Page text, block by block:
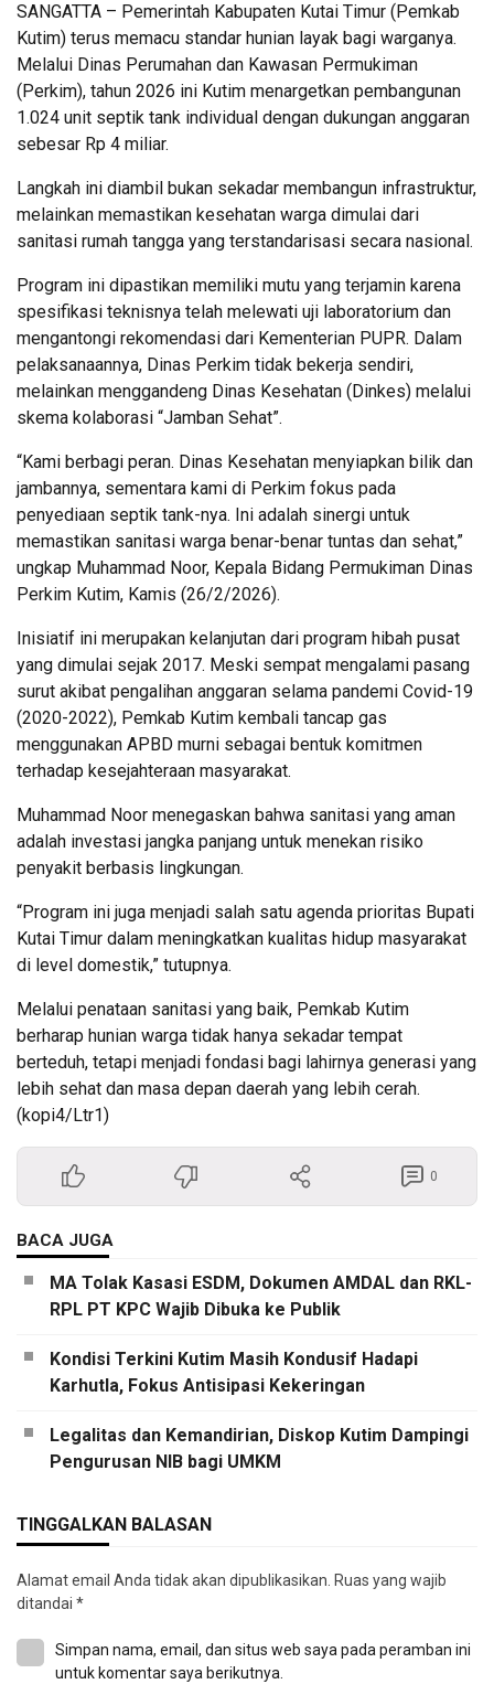
SANGATTA – Pemerintah Kabupaten Kutai Timur (Pemkab
Kutim) terus memacu standar hunian layak bagi warganya.
Melalui Dinas Perumahan dan Kawasan Permukiman
(Perkim), tahun 2026 ini Kutim menargetkan pembangunan
1.024 unit septik tank individual dengan dukungan anggaran
sebesar Rp 4 miliar.
Langkah ini diambil bukan sekadar membangun infrastruktur,
melainkan memastikan kesehatan warga dimulai dari
sanitasi rumah tangga yang terstandarisasi secara nasional.
Program ini dipastikan memiliki mutu yang terjamin karena
spesifikasi teknisnya telah melewati uji laboratorium dan
mengantongi rekomendasi dari Kementerian PUPR. Dalam
pelaksanaannya, Dinas Perkim tidak bekerja sendiri,
melainkan menggandeng Dinas Kesehatan (Dinkes) melalui
skema kolaborasi “Jamban Sehat”.
“Kami berbagi peran. Dinas Kesehatan menyiapkan bilik dan
jambannya, sementara kami di Perkim fokus pada
penyediaan septik tank-nya. Ini adalah sinergi untuk
memastikan sanitasi warga benar-benar tuntas dan sehat,”
ungkap Muhammad Noor, Kepala Bidang Permukiman Dinas
Perkim Kutim, Kamis (26/2/2026).
Inisiatif ini merupakan kelanjutan dari program hibah pusat
yang dimulai sejak 2017. Meski sempat mengalami pasang
surut akibat pengalihan anggaran selama pandemi Covid-19
(2020-2022), Pemkab Kutim kembali tancap gas
menggunakan APBD murni sebagai bentuk komitmen
terhadap kesejahteraan masyarakat.
Muhammad Noor menegaskan bahwa sanitasi yang aman
adalah investasi jangka panjang untuk menekan risiko
penyakit berbasis lingkungan.
“Program ini juga menjadi salah satu agenda prioritas Bupati
Kutai Timur dalam meningkatkan kualitas hidup masyarakat
di level domestik,” tutupnya.
Melalui penataan sanitasi yang baik, Pemkab Kutim
berharap hunian warga tidak hanya sekadar tempat
berteduh, tetapi menjadi fondasi bagi lahirnya generasi yang
lebih sehat dan masa depan daerah yang lebih cerah.
(kopi4/Ltr1)
0
BACA JUGA
MA Tolak Kasasi ESDM, Dokumen AMDAL dan RKL-
RPL PT KPC Wajib Dibuka ke Publik
Kondisi Terkini Kutim Masih Kondusif Hadapi
Karhutla, Fokus Antisipasi Kekeringan
Legalitas dan Kemandirian, Diskop Kutim Dampingi
Pengurusan NIB bagi UMKM
TINGGALKAN BALASAN
Alamat email Anda tidak akan dipublikasikan. Ruas yang wajib
ditandai *
Simpan nama, email, dan situs web saya pada peramban ini
untuk komentar saya berikutnya.